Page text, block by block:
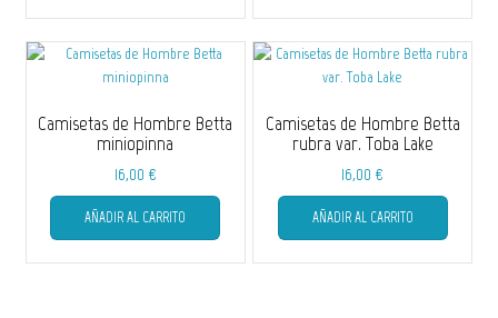
múltiples
variantes.
se
página
múltiples
se
página
Camisetas de Hombre Betta
miniopinna
16,00 €
AÑADIR AL CARRITO
Este
múltiples
Camisetas de Hombre Betta
rubra var. Toba Lake
16,00 €
AÑADIR AL CARRITO
Este
tiene
múltiples